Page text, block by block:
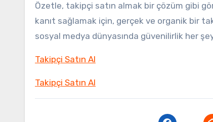
Özetle, takipçi satın almak bir çözüm gibi
kanıt sağlamak için, gerçek ve organik bir
sosyal medya dünyasında güvenilirlik her
Takipçi Satın Al
Takipçi Satın Al